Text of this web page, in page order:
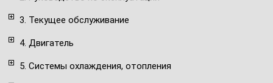
3. Текущее обслуживание
4. Двигатель
5. Системы охлаждения, отопления